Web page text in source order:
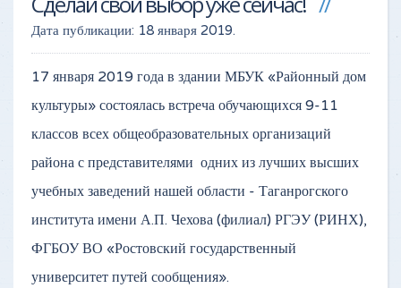
Дата публикации: 18 января 2019.
17 января 2019 года в здании МБУК «Районный дом
культуры» состоялась встреча обучающихся 9-11
классов всех общеобразовательных организаций
района с представителями одних из лучших высших
учебных заведений нашей области - Таганрогского
института имени А.П. Чехова (филиал) РГЭУ (РИНХ),
ФГБОУ ВО «Ростовский государственный
университет путей сообщения».